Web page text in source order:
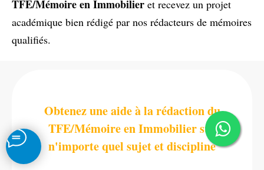
TFE/Mémoire en Immobilier et recevez un projet
académique bien rédigé par nos rédacteurs de mémoires
qualifiés.
Obtenez une aide à la rédaction du
TFE/Mémoire en Immobilier sur
n'importe quel sujet et discipline